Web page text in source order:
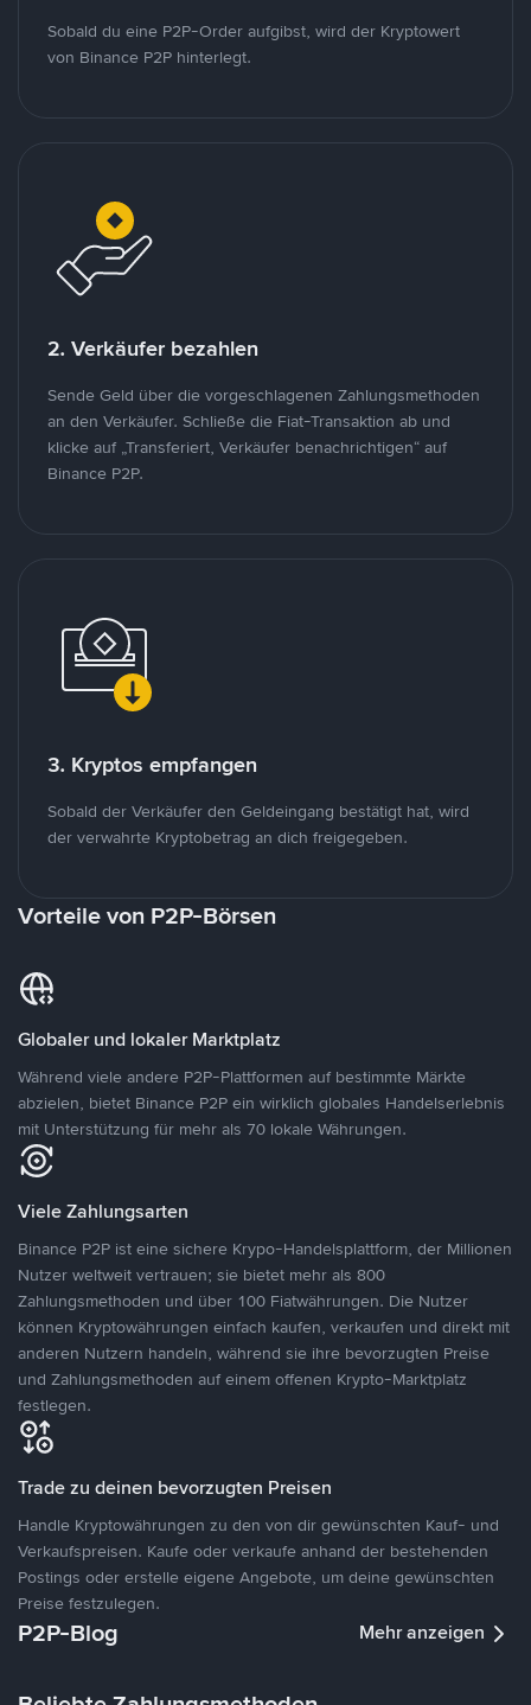
Sobald du eine P2P-Order aufgibst, wird der Kryptowert
von Binance P2P hinterlegt.
2. Verkäufer bezahlen
Sende Geld über die vorgeschlagenen Zahlungsmethoden
an den Verkäufer. Schließe die Fiat-Transaktion ab und
klicke auf „Transferiert, Verkäufer benachrichtigen“ auf
Binance P2P.
3. Kryptos empfangen
Sobald der Verkäufer den Geldeingang bestätigt hat, wird
der verwahrte Kryptobetrag an dich freigegeben.
Vorteile von P2P-Börsen
Globaler und lokaler Marktplatz
Während viele andere P2P-Plattformen auf bestimmte Märkte
abzielen, bietet Binance P2P ein wirklich globales Handelserlebnis
mit Unterstützung für mehr als 70 lokale Währungen.
Viele Zahlungsarten
Binance P2P ist eine sichere Krypo-Handelsplattform, der Millionen
Nutzer weltweit vertrauen; sie bietet mehr als 800
Zahlungsmethoden und über 100 Fiatwährungen. Die Nutzer
können Kryptowährungen einfach kaufen, verkaufen und direkt mit
anderen Nutzern handeln, während sie ihre bevorzugten Preise
und Zahlungsmethoden auf einem offenen Krypto-Marktplatz
festlegen.
Trade zu deinen bevorzugten Preisen
Handle Kryptowährungen zu den von dir gewünschten Kauf- und
Verkaufspreisen. Kaufe oder verkaufe anhand der bestehenden
Postings oder erstelle eigene Angebote, um deine gewünschten
Preise festzulegen.
P2P-Blog Mehr anzeigen